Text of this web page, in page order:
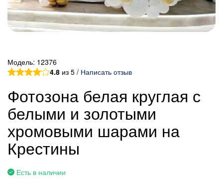
Модель: 12376
4.8 из 5 / Написать отзыв
Фотозона белая круглая с
белыми и золотыми
хромовыми шарами на
Крестины
Есть в наличии